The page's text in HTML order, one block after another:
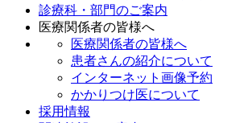
診療科・部門のご案内
医療関係者の皆様へ
医療関係者の皆様へ
患者さんの紹介について
インターネット画像予約
かかりつけ医について
採用情報